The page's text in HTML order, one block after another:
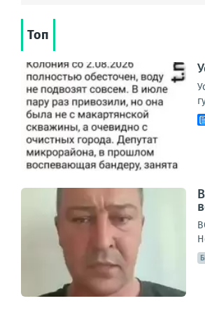
Топ